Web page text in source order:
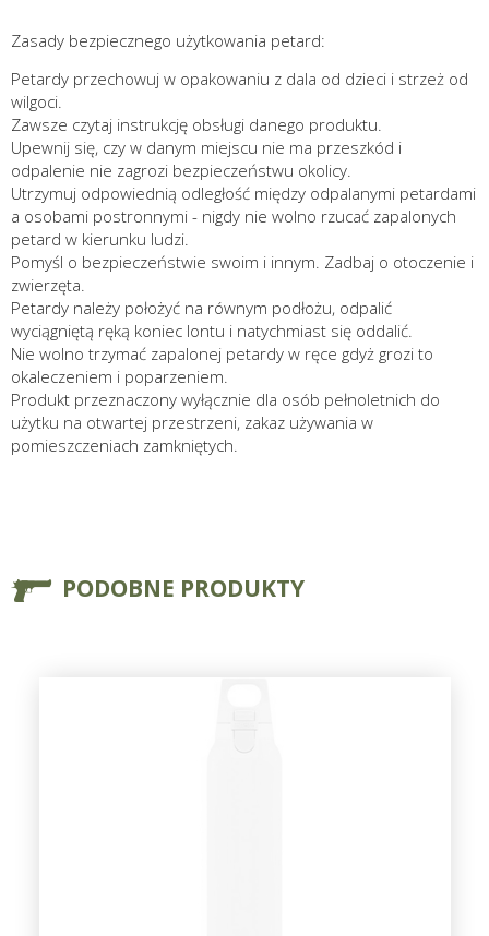
Zasady bezpiecznego użytkowania petard:
Petardy przechowuj w opakowaniu z dala od dzieci i strzeż od
wilgoci.
Zawsze czytaj instrukcję obsługi danego produktu.
Upewnij się, czy w danym miejscu nie ma przeszkód i
odpalenie nie zagrozi bezpieczeństwu okolicy.
Utrzymuj odpowiednią odległość między odpalanymi petardami
a osobami postronnymi - nigdy nie wolno rzucać zapalonych
petard w kierunku ludzi.
Pomyśl o bezpieczeństwie swoim i innym. Zadbaj o otoczenie i
zwierzęta.
Petardy należy położyć na równym podłożu, odpalić
wyciągniętą ręką koniec lontu i natychmiast się oddalić.
Nie wolno trzymać zapalonej petardy w ręce gdyż grozi to
okaleczeniem i poparzeniem.
Produkt przeznaczony wyłącznie dla osób pełnoletnich do
użytku na otwartej przestrzeni, zakaz używania w
pomieszczeniach zamkniętych.
PODOBNE PRODUKTY